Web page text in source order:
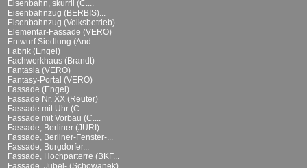
Eisenbahn, skurril (C....
Eisenbahnzug (BERBIS)...
Eisenbahnzug (Volksbetrieb)
Elementar-Fassade (VERO)
Entwurf Siedlung (And....
Fabrik (Engel)
Fachwerkhaus (Brandt)
Fantasia (VERO)
Fantasy-Portal (VERO)
Fassade (Engel)
Fassade Nr. XX (Reuter)
Fassade mit Uhr (C....
Fassade mit Vorbau (C....
Fassade, Berliner (JURI)
Fassade, Berliner-Fenster-...
Fassade, Burgdorfer...
Fassade, Hochparterre (BKF...
Fassade, Jubel- (Schowanek)